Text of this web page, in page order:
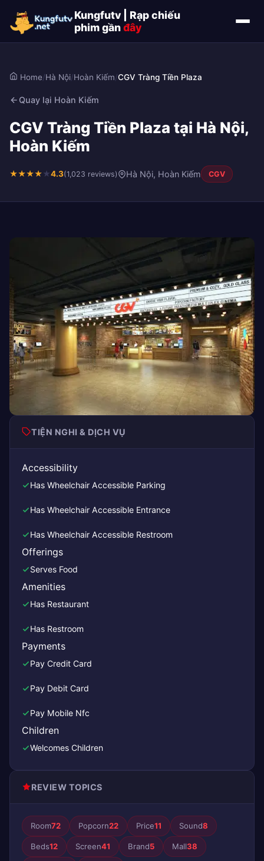
Kungfutv | Rạp chiếu
phim gầnđây
Home/Hà Nội/Hoàn Kiếm/CGV Tràng Tiền Plaza
Quay lại Hoàn Kiếm
CGV Tràng Tiền Plaza tại Hà Nội,
Hoàn Kiếm
★★★★★4.3(1,023 reviews) Hà Nội, Hoàn Kiếm CGV
TIỆN NGHI & DỊCH VỤ
Accessibility
Has Wheelchair Accessible Parking
Has Wheelchair Accessible Entrance
Has Wheelchair Accessible Restroom
Offerings
Serves Food
Amenities
Has Restaurant
Has Restroom
Payments
Pay Credit Card
Pay Debit Card
Pay Mobile Nfc
Children
Welcomes Children
REVIEW TOPICS
Room72 Popcorn22 Price11 Sound8
Beds12 Screen41 Brand5 Mall38